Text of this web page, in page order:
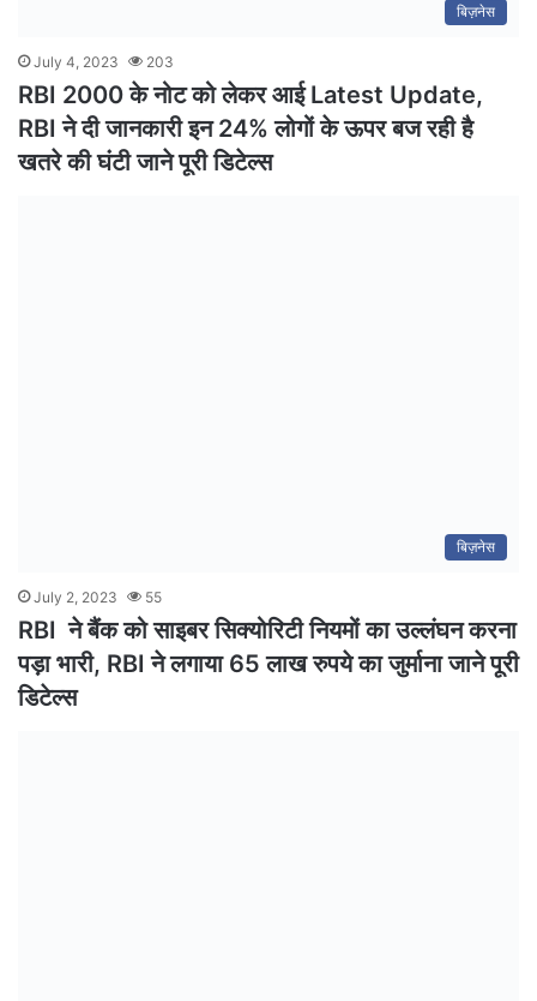
बिज़नेस
July 4, 2023 203
RBI 2000 के नोट को लेकर आई Latest Update,
RBI ने दी जानकारी इन 24% लोगों के ऊपर बज रही है
खतरे की घंटी जाने पूरी डिटेल्स
बिज़नेस
July 2, 2023 55
RBI ने बैंक को साइबर सिक्योरिटी नियमों का उल्लंघन करना
पड़ा भारी, RBI ने लगाया 65 लाख रुपये का जुर्माना जाने पूरी
डिटेल्स